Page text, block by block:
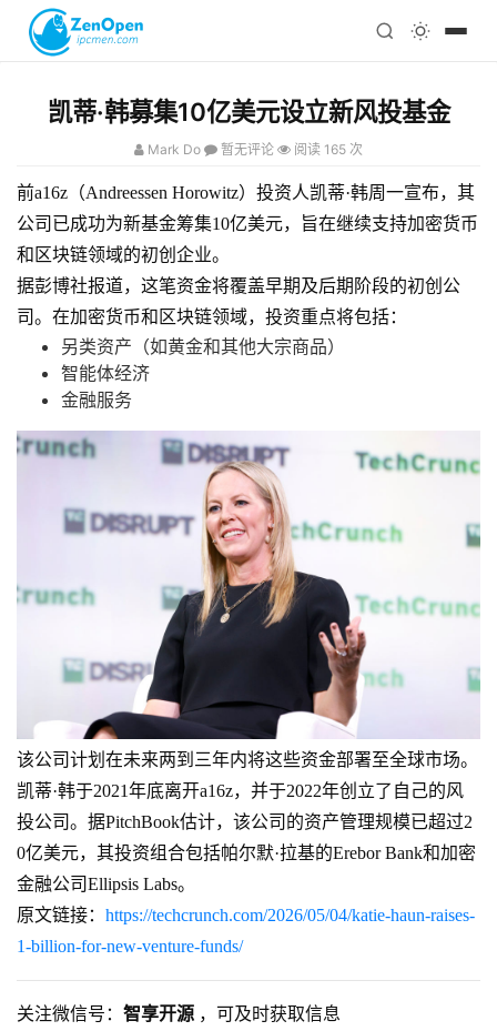
科技
心理
注册
凯蒂·韩募集10亿美元设立新风投基金
Mark Do 暂无评论 阅读 165 次
前a16z（Andreessen Horowitz）投资人凯蒂·韩周一宣布，其
公司已成功为新基金筹集10亿美元，旨在继续支持加密货币
和区块链领域的初创企业。
据彭博社报道，这笔资金将覆盖早期及后期阶段的初创公
司。在加密货币和区块链领域，投资重点将包括：
另类资产（如黄金和其他大宗商品）
智能体经济
金融服务
该公司计划在未来两到三年内将这些资金部署至全球市场。
凯蒂·韩于2021年底离开a16z，并于2022年创立了自己的风
投公司。据PitchBook估计，该公司的资产管理规模已超过2
0亿美元，其投资组合包括帕尔默·拉基的Erebor Bank和加密
金融公司Ellipsis Labs。
原文链接： https://techcrunch.com/2026/05/04/katie-haun-raises-
1-billion-for-new-venture-funds/
关注微信号： 智享开源 ，可及时获取信息